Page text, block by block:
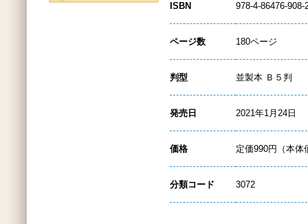
ISBN 978-4-86476-908-
ページ数 180ページ
判型 並製本 Ｂ５判
発売日 2021年1月24日
価格 定価990円（本体
分類コード 3072